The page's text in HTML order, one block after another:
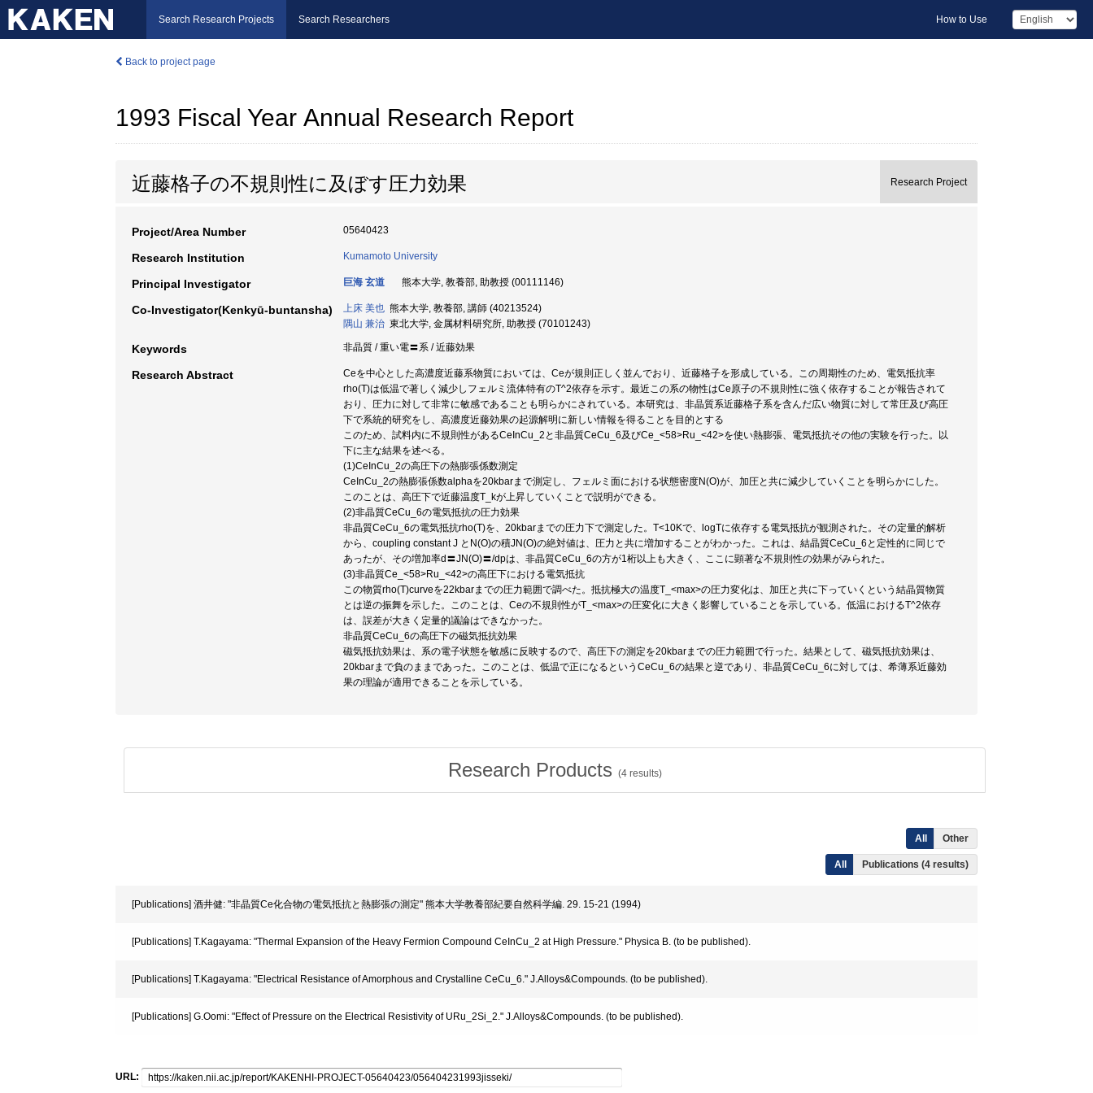
Search Research Projects Search Researchers How to Use
Back to project page
1993 Fiscal Year Annual Research Report
近藤格子の不規則性に及ぼす圧力効果 Research Project
Project/Area Number 05640423
Research Institution Kumamoto University
Principal Investigator 巨海 玄道 熊本大学, 教養部, 助教授 (00111146)
Co-Investigator(Kenkyū-buntansha) 上床 美也 熊本大学, 教養部, 講師 (40213524)
隅山 兼治 東北大学, 金属材料研究所, 助教授 (70101243)
Keywords 非晶質 / 重い電〓系 / 近藤効果
Research Abstract
Ceを中心とした高濃度近藤系物質においては、Ceが規則正しく並んでおり、近藤格子を形成している。この周期性のため、電気抵抗率
rho(T)は低温で著しく減少しフェルミ流体特有のT^2依存を示す。最近この系の物性はCe原子の不規則性に強く依存することが報告されて
おり、圧力に対して非常に敏感であることも明らかにされている。本研究は、非晶質系近藤格子系を含んだ広い物質に対して常圧及び高圧
下で系統的研究をし、高濃度近藤効果の起源解明に新しい情報を得ることを目的とする
このため、試料内に不規則性があるCeInCu_2と非晶質CeCu_6及びCe_<58>Ru_<42>を使い熱膨張、電気抵抗その他の実験を行った。以
下に主な結果を述べる。
(1)CeInCu_2の高圧下の熱膨張係数測定
CeInCu_2の熱膨張係数alphaを20kbarまで測定し、フェルミ面における状態密度N(O)が、加圧と共に減少していくことを明らかにした。
このことは、高圧下で近藤温度T_kが上昇していくことで説明ができる。
(2)非晶質CeCu_6の電気抵抗の圧力効果
非晶質CeCu_6の電気抵抗rho(T)を、20kbarまでの圧力下で測定した。T<10Kで、logTに依存する電気抵抗が観測された。その定量的解析
から、coupling constant J とN(O)の積JN(O)の絶対値は、圧力と共に増加することがわかった。これは、結晶質CeCu_6と定性的に同じで
あったが、その増加率d〓JN(O)〓/dpは、非晶質CeCu_6の方が1桁以上も大きく、ここに顕著な不規則性の効果がみられた。
(3)非晶質Ce_<58>Ru_<42>の高圧下における電気抵抗
この物質rho(T)curveを22kbarまでの圧力範囲で調べた。抵抗極大の温度T_<max>の圧力変化は、加圧と共に下っていくという結晶質物質
とは逆の振舞を示した。このことは、Ceの不規則性がT_<max>の圧変化に大きく影響していることを示している。低温におけるT^2依存
は、誤差が大きく定量的議論はできなかった。
非晶質CeCu_6の高圧下の磁気抵抗効果
磁気抵抗効果は、系の電子状態を敏感に反映するので、高圧下の測定を20kbarまでの圧力範囲で行った。結果として、磁気抵抗効果は、
20kbarまで負のままであった。このことは、低温で正になるというCeCu_6の結果と逆であり、非晶質CeCu_6に対しては、希薄系近藤効
果の理論が適用できることを示している。
Research Products (4results)
All Other
All Publications (4 results)
[Publications] 酒井健: "非晶質Ce化合物の電気抵抗と熱膨張の測定" 熊本大学教養部紀要自然科学編. 29. 15-21 (1994)
[Publications] T.Kagayama: "Thermal Expansion of the Heavy Fermion Compound CeInCu_2 at High Pressure." Physica B. (to be published).
[Publications] T.Kagayama: "Electrical Resistance of Amorphous and Crystalline CeCu_6." J.Alloys&Compounds. (to be published).
[Publications] G.Oomi: "Effect of Pressure on the Electrical Resistivity of URu_2Si_2." J.Alloys&Compounds. (to be published).
URL: